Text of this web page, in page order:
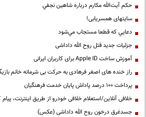
حكم آيت‌الله مكارم درباره شاهين نجفي
سایتهای همسریابی!
دعايي كه قطعا مستجاب مي‌شود
جزئیات جدید قتل روح الله داداشی
آموزش ساخت Apple ID برای کاربران ایرانی
راز خنده های اصغر فرهادی به حرکت بی شرمانه خانم
پرداخت ۱۰۰ درصد پاداش پایان خدمت فرهنگیان
خلافی آنلاین/استعلام خلافی خودرو از طریق اینترنت، پیام
جسدغرق درخون روح الله داداشی (عکس)